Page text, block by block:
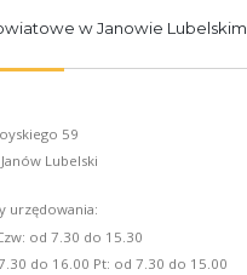
w Janowie Lubelskim
59
Lubelski
urzędowania:
od 7.30 do 15.30
do 16.00 Pt: od 7.30 do 15.00